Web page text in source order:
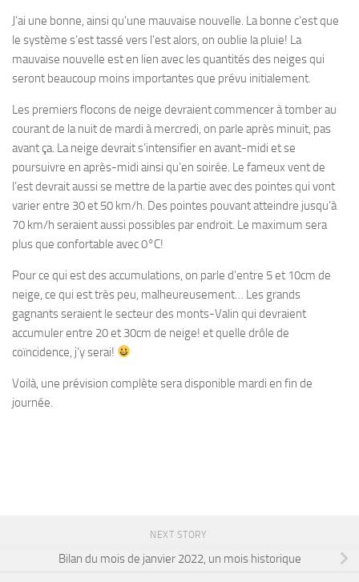
J’ai une bonne, ainsi qu’une mauvaise nouvelle. La bonne c’est que
le système s’est tassé vers l’est alors, on oublie la pluie! La
mauvaise nouvelle est en lien avec les quantités des neiges qui
seront beaucoup moins importantes que prévu initialement.
Les premiers flocons de neige devraient commencer à tomber au
courant de la nuit de mardi à mercredi, on parle après minuit, pas
avant ça. La neige devrait s’intensifier en avant-midi et se
poursuivre en après-midi ainsi qu’en soirée. Le fameux vent de
l’est devrait aussi se mettre de la partie avec des pointes qui vont
varier entre 30 et 50 km/h. Des pointes pouvant atteindre jusqu’à
70 km/h seraient aussi possibles par endroit. Le maximum sera
plus que confortable avec 0°C!
Pour ce qui est des accumulations, on parle d’entre 5 et 10cm de
neige, ce qui est très peu, malheureusement… Les grands
gagnants seraient le secteur des monts-Valin qui devraient
accumuler entre 20 et 30cm de neige! et quelle drôle de
coïncidence, j’y serai!
Voilà, une prévision complète sera disponible mardi en fin de
journée.
NEXT STORY
Bilan du mois de janvier 2022, un mois historique